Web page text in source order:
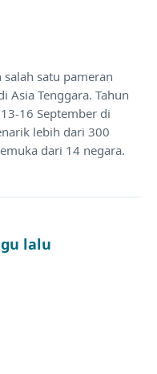
satu pameran
Asia Tenggara. Tahun
16 September di
lebih dari 300
dari 14 negara.
lalu